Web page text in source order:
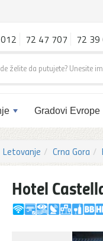
Gradovi Evrope
72 47 707 72 39
Letovanje Crna Gora
Hotel